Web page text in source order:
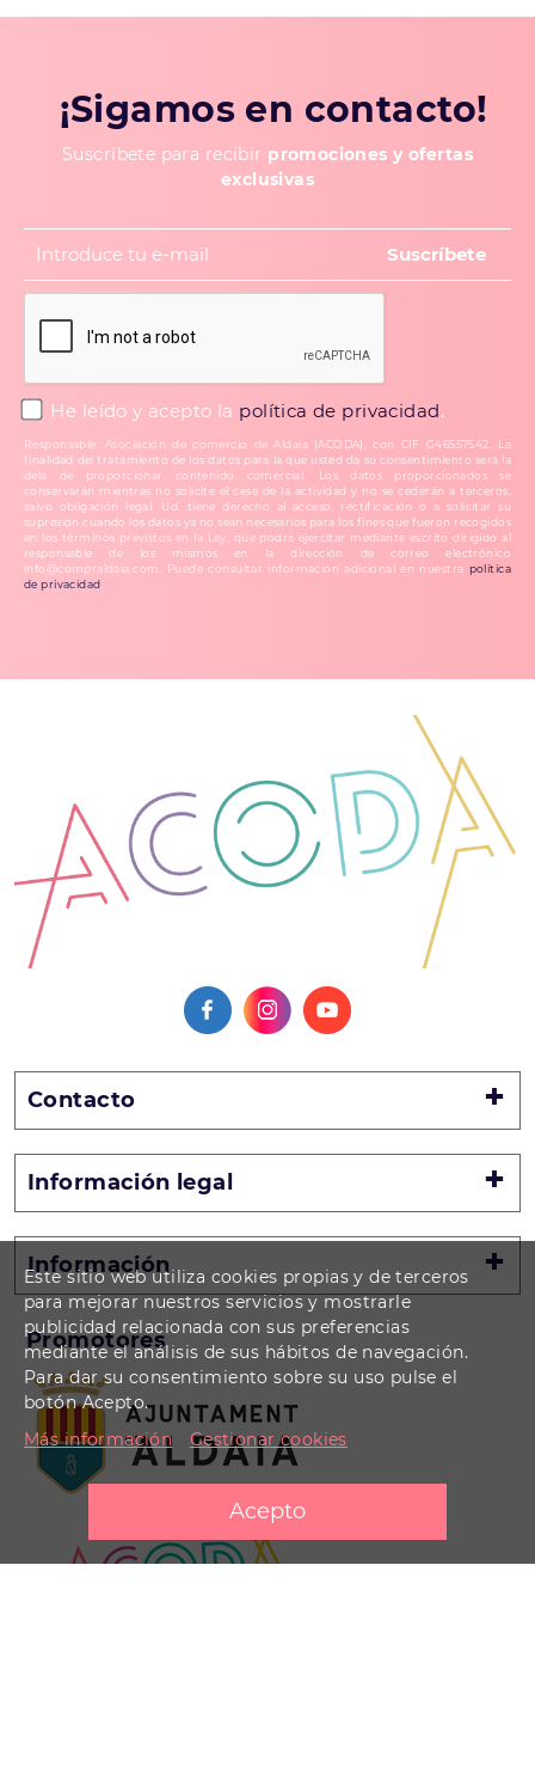
¡Sigamos en contacto!
Suscríbete para recibir promociones y ofertas
exclusivas
He leído y acepto la política de privacidad.
Responsable: Asociación de comercio de Aldaia (ACODA), con CIF G46557542. La
finalidad del tratamiento de los datos para la que usted da su consentimiento será la
dela de proporcionar contenido comercial. Los datos proporcionados se
conservarán mientras no solicite el cese de la actividad y no se cederán a terceros,
salvo obligación legal. Ud. tiene derecho al acceso, rectificación o a solicitar su
supresión cuando los datos ya no sean necesarios para los fines que fueron recogidos
en los términos previstos en la Ley, que podrá ejercitar mediante escrito dirigido al
responsable de los mismos en la dirección de correo electrónico
info@compraldaia.com. Puede consultar información adicional en nuestra política
de privacidad
Contacto
Información legal
Información
Promotores
Este sitio web utiliza cookies propias y de terceros
para mejorar nuestros servicios y mostrarle
publicidad relacionada con sus preferencias
mediante el análisis de sus hábitos de navegación.
Para dar su consentimiento sobre su uso pulse el
botón Acepto.
Más información
Gestionar cookies